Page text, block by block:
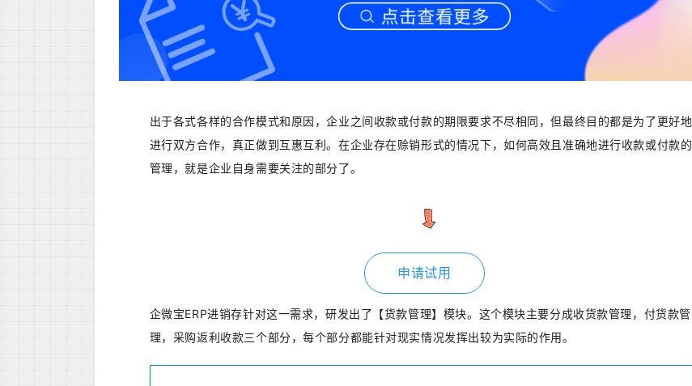
出于各式各样的合作模式和原因，企业之间收款或付款的期限要求不尽相同，但最终目的都是为了更好地
进行双方合作，真正做到互惠互利。在企业存在赊销形式的情况下，如何高效且准确地进行收款或付款的
管理，就是企业自身需要关注的部分了。
申请试用
企微宝ERP进销存针对这一需求，研发出了【货款管理】模块。这个模块主要分成收货款管理，付货款管
理，采购返利收款三个部分，每个部分都能针对现实情况发挥出较为实际的作用。